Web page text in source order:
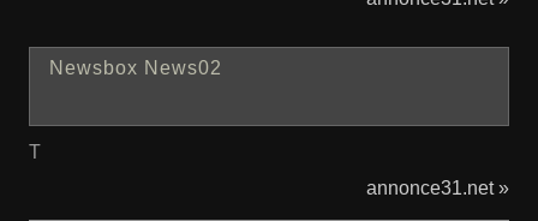
Newsbox News02
T
annonce31.net »